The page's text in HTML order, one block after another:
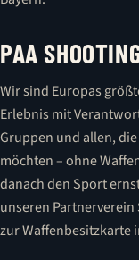
PAA
Wir sind Europas
Erlebnis mit
Gruppen und allen,
möchten – ohne
danach den Sport
unseren Partnerverein
zur Waffenbesitzkarte